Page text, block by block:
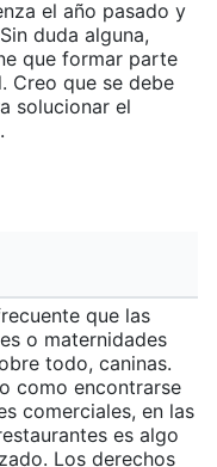
el año pasado y
duda alguna,
que formar parte
Creo que se debe
solucionar el
que las
o maternidades
todo, caninas.
como encontrarse
comerciales, en las
es algo
Los derechos